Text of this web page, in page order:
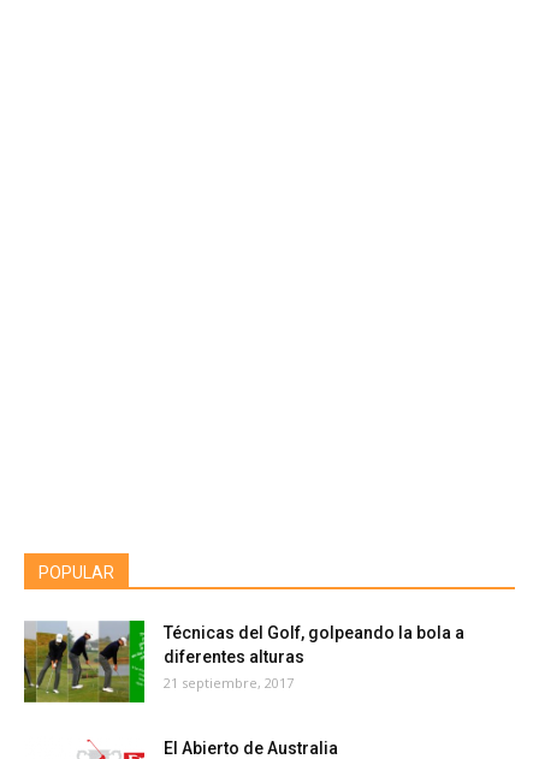
POPULAR
Técnicas del Golf, golpeando la bola a
diferentes alturas
21 septiembre, 2017
El Abierto de Australia